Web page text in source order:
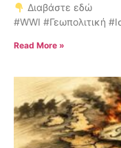
Διαβάστε εδώ
#WWI #Γεωπολιτική
Read More »